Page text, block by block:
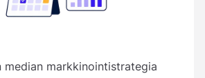
median markkinointistrategia